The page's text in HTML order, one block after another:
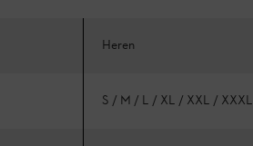
Heren
S / M / L / XL / XXL / XXXL